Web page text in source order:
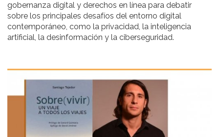
gobernanza digital y derechos en línea para debatir
sobre los principales desafíos del entorno digital
contemporáneo, como la privacidad, la inteligencia
artificial, la desinformación y la ciberseguridad.